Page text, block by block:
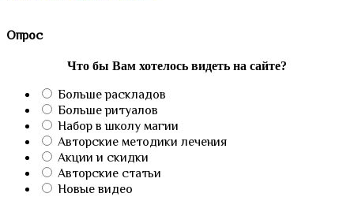
Опрос
Что бы Вам хотелось видеть на сайте?
Больше раскладов
Больше ритуалов
Набор в школу магии
Авторские методики лечения
Акции и скидки
Авторские статьи
Новые видео